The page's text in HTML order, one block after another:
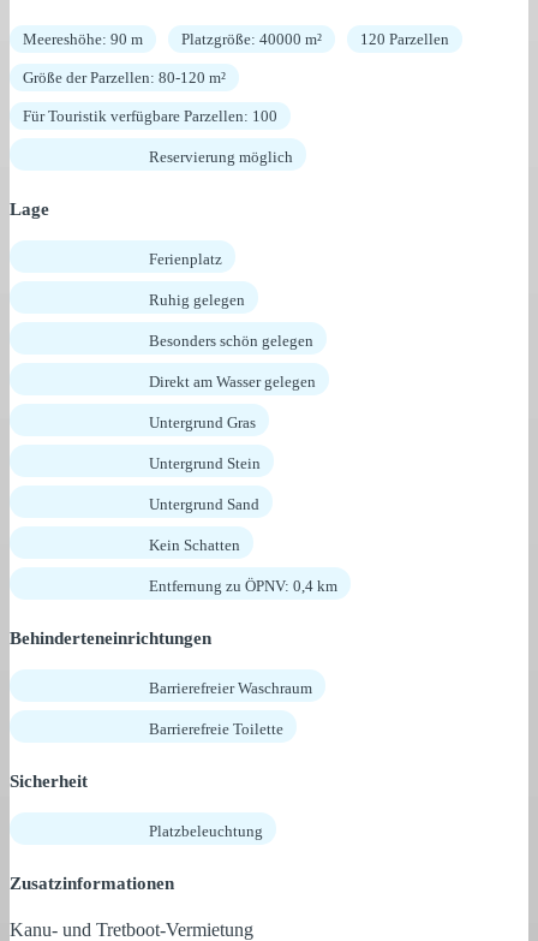
Meereshöhe: 90 m Platzgröße: 40000 m² 120 Parzellen
Größe der Parzellen: 80-120 m²
Für Touristik verfügbare Parzellen: 100
Reservierung möglich
Lage
Ferienplatz
Ruhig gelegen
Besonders schön gelegen
Direkt am Wasser gelegen
Untergrund Gras
Untergrund Stein
Untergrund Sand
Kein Schatten
Entfernung zu ÖPNV: 0,4 km
Behinderteneinrichtungen
Barrierefreier Waschraum
Barrierefreie Toilette
Sicherheit
Platzbeleuchtung
Zusatzinformationen
Kanu- und Tretboot-Vermietung